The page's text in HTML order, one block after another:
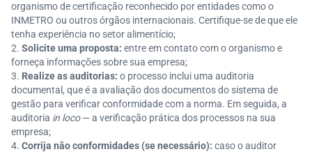
organismo de certificação reconhecido por entidades como o
INMETRO ou outros órgãos internacionais. Certifique-se de que ele
tenha experiência no setor alimentício;
Solicite uma proposta: entre em contato com o organismo e
forneça informações sobre sua empresa;
Realize as auditorias: o processo inclui uma auditoria
documental, que é a avaliação dos documentos do sistema de
gestão para verificar conformidade com a norma. Em seguida, a
auditoria in loco— a verificação prática dos processos na sua
empresa;
Corrija não conformidades (se necessário): caso o auditor